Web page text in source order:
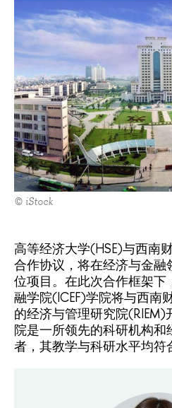
© iStock
高等经济大学(HSE)与西南
合作协议，将在经济与金融
位项目。在此次合作框架下
融学院(ICEF)学院将与西南
的经济与管理研究院
院是一所领先的科研机构
者，其教学与科研水平均符